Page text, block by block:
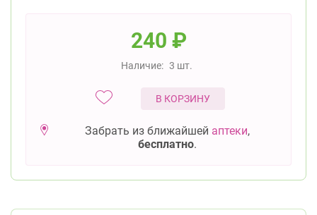
240 ₽
Наличие: 3 шт.
В КОРЗИНУ
Забрать из ближайшей аптеки,
бесплатно.